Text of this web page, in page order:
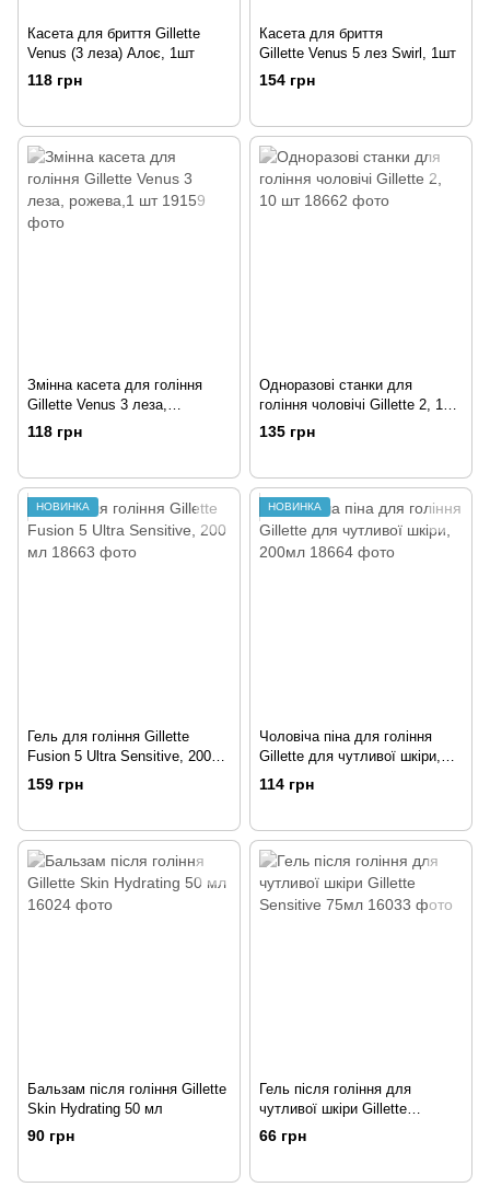
Касета для бриття Gillette
Venus (3 леза) Алоє, 1шт
118 грн
Касета для бриття
Gillette Venus 5 лез Swirl, 1шт
154 грн
Змінна касета для гоління
Gillette Venus 3 леза,
рожева,1 шт
118 грн
Одноразові станки для
гоління чоловічі Gillette 2, 10
шт
135 грн
НОВИНКА
Гель для гоління Gillette
Fusion 5 Ultra Sensitive, 200
мл
159 грн
НОВИНКА
Чоловіча піна для гоління
Gillette для чутливої шкіри,
200мл
114 грн
Бальзам після гоління Gillette
Skin Hydrating 50 мл
90 грн
Гель після гоління для
чутливої шкіри Gillette
Sensitive 75мл
66 грн